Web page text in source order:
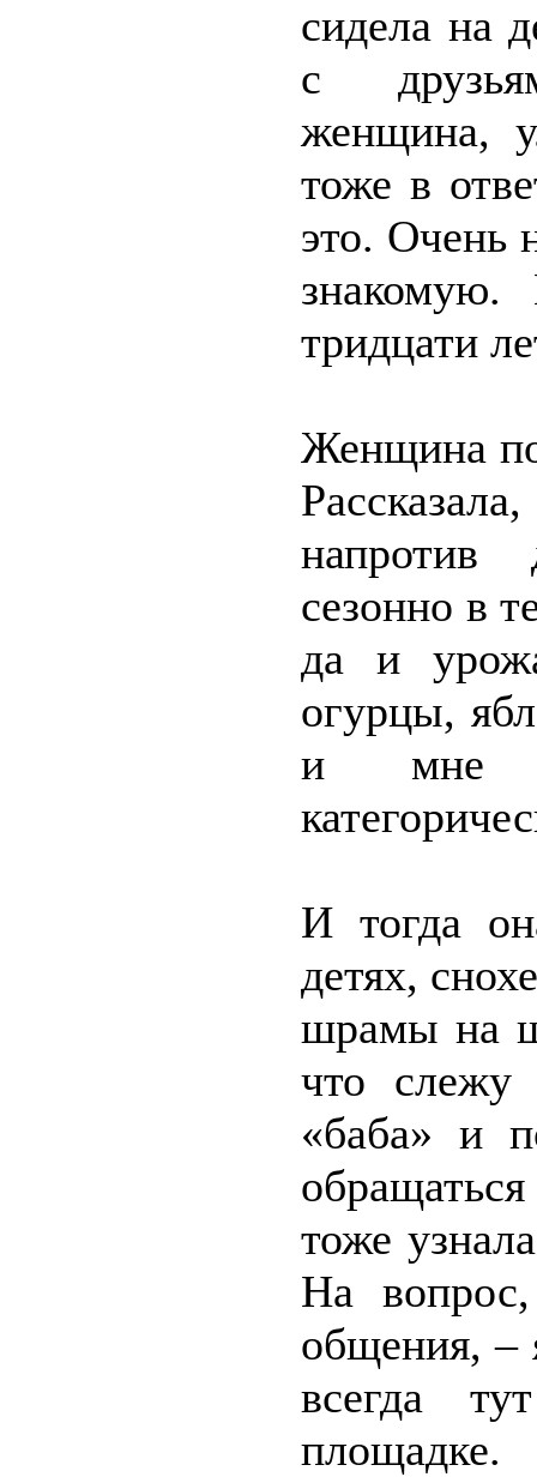
сидела на
с
женщина,
тоже в
это. Очень
тридцати
Женщина
напротив
сезонно в
да и
огурцы,
и мне
И тогда
детях,
шрамы на
что слежу
«баба» и
тоже
На
общения, –
всегда
площадке.